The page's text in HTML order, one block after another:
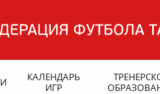
КАЛЕНДАРЬ
ИГР